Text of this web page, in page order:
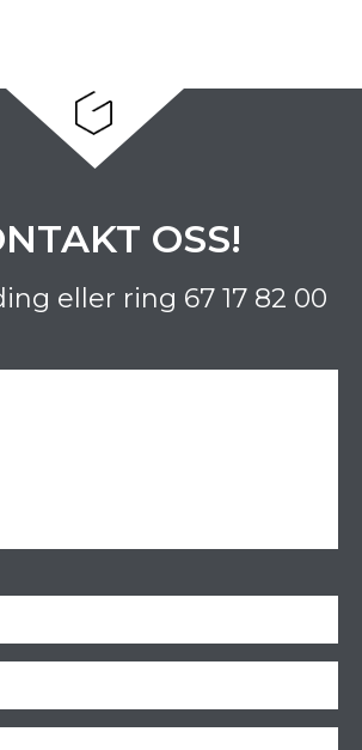
OSS!
eller ring 67 17 82 00